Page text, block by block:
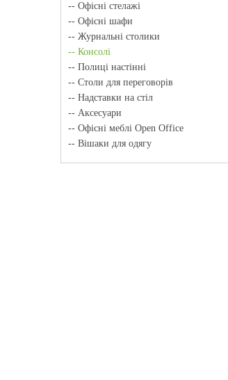
-- Офісні стелажі
-- Офісні шафи
-- Журнальні столики
-- Консолі
-- Полиці настінні
-- Столи для переговорів
-- Надставки на стіл
-- Аксесуари
-- Офісні меблі Open Office
-- Вішаки для одягу